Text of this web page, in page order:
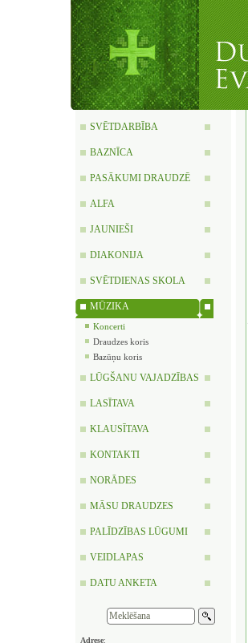
SVĒTDARBĪBA
BAZNĪCA
PASĀKUMI DRAUDZĒ
ALFA
JAUNIEŠI
DIAKONIJA
SVĒTDIENAS SKOLA
MŪZIKA
Koncerti
Draudzes koris
Bazūņu koris
LŪGŠANU VAJADZĪBAS
LASĪTAVA
KLAUSĪTAVA
KONTAKTI
NORĀDES
MĀSU DRAUDZES
PALĪDZĪBAS LŪGUMI
VEIDLAPAS
DATU ANKETA
Adrese: